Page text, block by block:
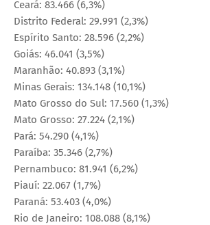
Ceará: 83.466 (6,3%)
Distrito Federal: 29.991 (2,3%)
Espírito Santo: 28.596 (2,2%)
Goiás: 46.041 (3,5%)
Maranhão: 40.893 (3,1%)
Minas Gerais: 134.148 (10,1%)
Mato Grosso do Sul: 17.560 (1,3%)
Mato Grosso: 27.224 (2,1%)
Pará: 54.290 (4,1%)
Paraíba: 35.346 (2,7%)
Pernambuco: 81.941 (6,2%)
Piauí: 22.067 (1,7%)
Paraná: 53.403 (4,0%)
Rio de Janeiro: 108.088 (8,1%)